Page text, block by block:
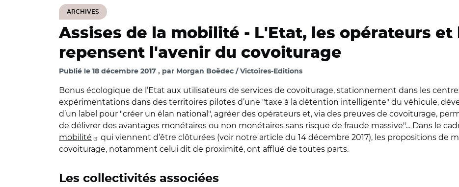
ARCHIVES
Assises de la mobilité - L'Etat, les opérateurs
repensent l'avenir du covoiturage
Publié le 18 décembre 2017 par Morgan Boëdec / Victoires-Editions
Bonus écologique de l’Etat aux utilisateurs de services de covoiturage, stationnement dans les
expérimentations dans des territoires pilotes d’une "taxe à la détention intelligente" du véhicule,
d’un label pour "créer un élan national", agréer des opérateurs et, via des preuves de covoiturage,
de délivrer des avantages monétaires ou non monétaires sans risque de fraude massive"… Dans le
mobilité
qui viennent d’être clôturées (voir notre article du 14 décembre 2017), les propositions de
covoiturage, notamment celui dit de proximité, ont afflué de toutes parts.
Les collectivités associées